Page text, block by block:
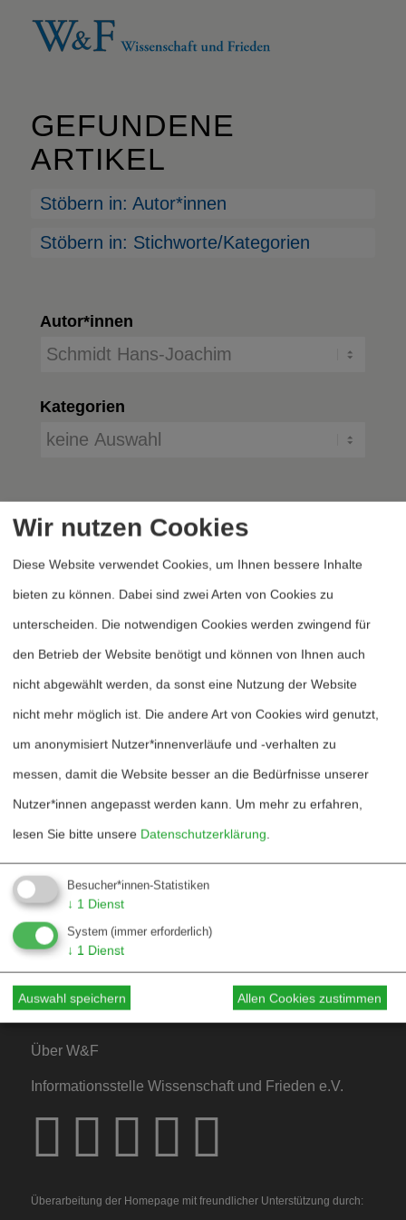
GEFUNDENE
ARTIKEL
Stöbern in: Autor*innen
Stöbern in: Stichworte/Kategorien
Autor*innen
Kategorien
Heftarchiv
Bestellen
Fördern
Jubiläum 40 Jahre
Kontakt
Mediadaten
Hinweise für Autor*innen
Hinweise für Dossiers
Über W&F
Informationsstelle Wissenschaft und Frieden e.V.
Überarbeitung der Homepage mit freundlicher Unterstützung durch:
Wir nutzen Cookies
Diese Website verwendet Cookies, um Ihnen bessere Inhalte
bieten zu können. Dabei sind zwei Arten von Cookies zu
unterscheiden. Die notwendigen Cookies werden zwingend für
den Betrieb der Website benötigt und können von Ihnen auch
nicht abgewählt werden, da sonst eine Nutzung der Website
nicht mehr möglich ist. Die andere Art von Cookies wird genutzt,
um anonymisiert Nutzer*innenverläufe und -verhalten zu
messen, damit die Website besser an die Bedürfnisse unserer
Nutzer*innen angepasst werden kann. Um mehr zu erfahren,
lesen Sie bitte unsere Datenschutzerklärung.
Besucher*innen-Statistiken
↓ 1 Dienst
System (immer erforderlich)
↓ 1 Dienst
Auswahl speichern Allen Cookies zustimmen